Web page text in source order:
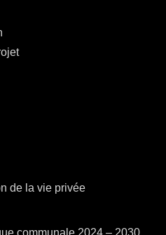
de la vie privée
communale 2024 – 2030